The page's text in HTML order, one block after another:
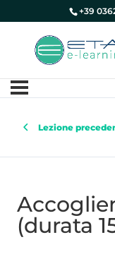
+39
Lezione
(durata